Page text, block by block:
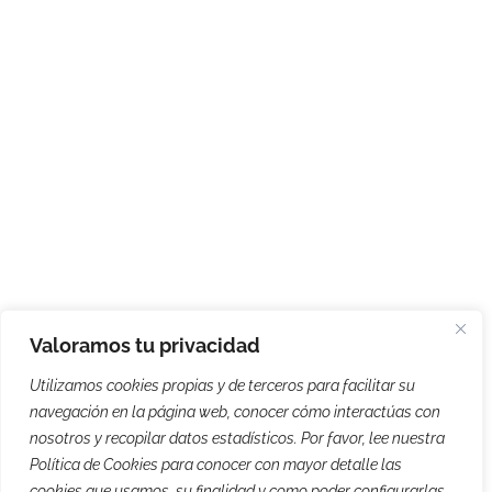
Valoramos tu privacidad
Utilizamos cookies propias y de terceros para facilitar su
navegación en la página web, conocer cómo interactúas con
nosotros y recopilar datos estadísticos. Por favor, lee nuestra
Política de Cookies para conocer con mayor detalle las